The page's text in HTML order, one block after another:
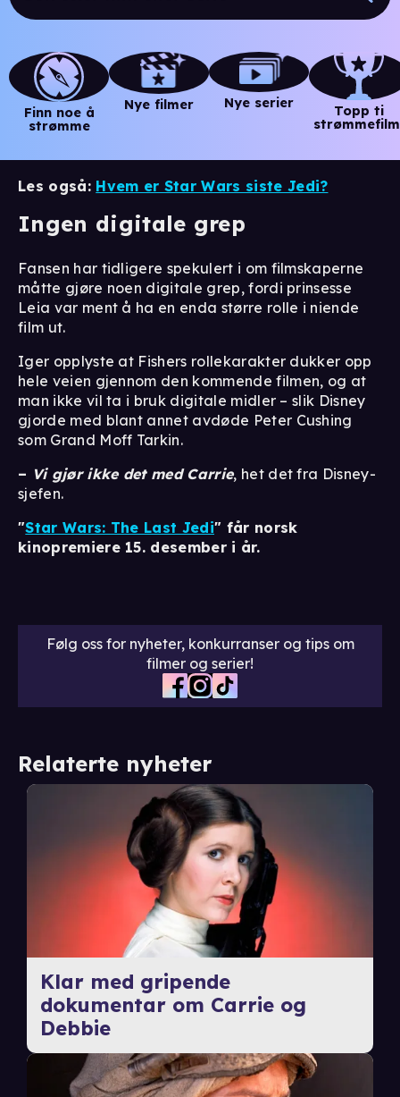
Finn noe å
strømme
Nye filmer Nye serier
Topp ti
Les også: Hvem er Star Wars siste Jedi?
Ingen digitale grep
Fansen har tidligere spekulert i om filmskaperne
måtte gjøre noen digitale grep, fordi prinsesse
Leia var ment å ha en enda større rolle i niende
film ut.
Iger opplyste at Fishers rollekarakter dukker opp
hele veien gjennom den kommende filmen, og at
man ikke vil ta i bruk digitale midler – slik Disney
gjorde med blant annet avdøde Peter Cushing
som Grand Moff Tarkin.
– Vi gjør ikke det med Carrie, het det fra Disney-
sjefen.
"Star Wars: The Last Jedi" får norsk
kinopremiere 15. desember i år.
Følg oss for nyheter, konkurranser og tips om
filmer og serier!
Relaterte nyheter
Klar med gripende
dokumentar om Carrie og
Debbie